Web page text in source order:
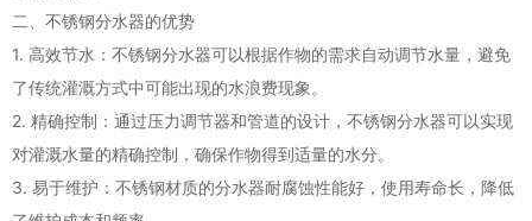
二、不锈钢分水器的优势
1. 高效节水：不锈钢分水器可以根据作物的需求自动调节水量，避免
了传统灌溉方式中可能出现的水浪费现象。
2. 精确控制：通过压力调节器和管道的设计，不锈钢分水器可以实现
对灌溉水量的精确控制，确保作物得到适量的水分。
3. 易于维护：不锈钢材质的分水器耐腐蚀性能好，使用寿命长，降低